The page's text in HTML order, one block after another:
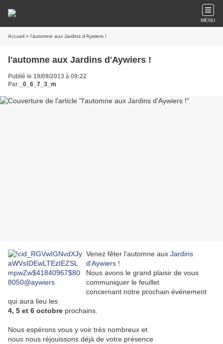
MENU
Accueil » l'automne aux Jardins d'Aywiers !
l'automne aux Jardins d'Aywiers !
Publié le 19/09/2013 à 09:22
Par
_0_6_7_3_m
Venez fêter l'automne aux Jardins
d'Aywiers !
Nous avons le grand plaisir de vous
communiquer le feuillet
concernant notre prochain événement
qui aura lieu les
4, 5 et 6 octobre prochains.
Nous espérons vous y voir très nombreux et
nous nous réjouissons déjà de votre présence